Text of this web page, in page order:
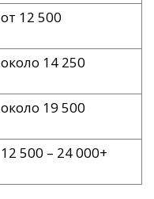
от 12 500
около 14 250
около 19 500
12 500 – 24 000+